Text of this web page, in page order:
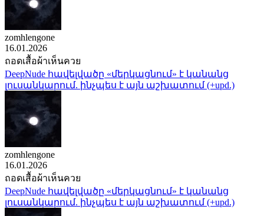
zomhlengone
16.01.2026
ถอดเสื้อผ้าเห็นควย
DeepNude հավելվածը «մերկացնում» է կանանց
լուսանկարում. ինչպես է այն աշխատում (+upd.)
zomhlengone
16.01.2026
ถอดเสื้อผ้าเห็นควย
DeepNude հավելվածը «մերկացնում» է կանանց
լուսանկարում. ինչպես է այն աշխատում (+upd.)